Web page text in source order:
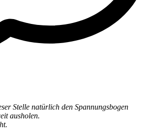
Stelle natürlich den Spannungsbogen
ausholen.